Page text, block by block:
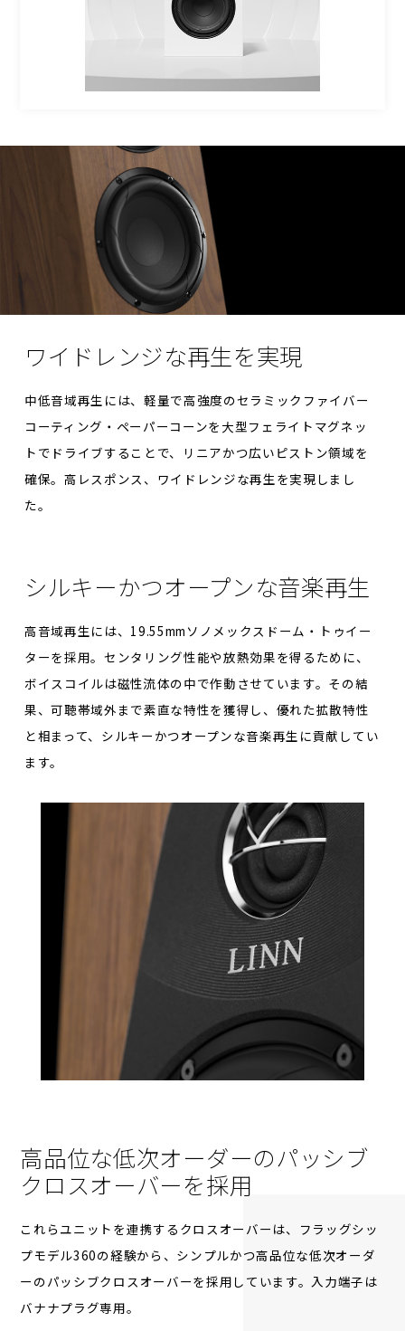
ワイドレンジな再生を実現
中低音域再生には、軽量で高強度のセラミックファイバー
コーティング・ペーパーコーンを大型フェライトマグネッ
トでドライブすることで、リニアかつ広いピストン領域を
確保。高レスポンス、ワイドレンジな再生を実現しまし
た。
シルキーかつオープンな音楽再生
高音域再生には、19.55mmソノメックスドーム・トゥイー
ターを採用。センタリング性能や放熱効果を得るために、
ボイスコイルは磁性流体の中で作動させています。その結
果、可聴帯域外まで素直な特性を獲得し、優れた拡散特性
と相まって、シルキーかつオープンな音楽再生に貢献してい
ます。
高品位な低次オーダーのパッシブ
クロスオーバーを採用
これらユニットを連携するクロスオーバーは、フラッグシッ
プモデル360の経験から、シンプルかつ高品位な低次オーダ
ーのパッシブクロスオーバーを採用しています。入力端子は
バナナプラグ専用。